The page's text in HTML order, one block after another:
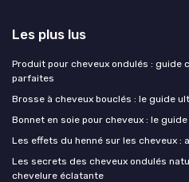
Les plus lus
Produit pour cheveux ondulés : guide
parfaites
Brosse à cheveux bouclés : le guide
Bonnet en soie pour cheveux : le
Les effets du henné sur les cheveux :
Les secrets des cheveux ondulés
chevelure éclatante